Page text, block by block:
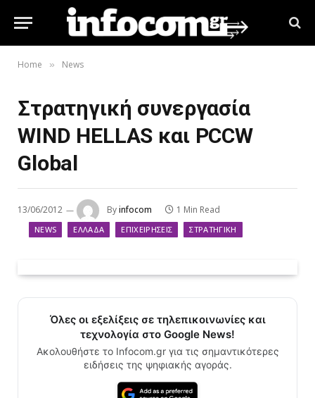
Home » News
Στρατηγική συνεργασία
WIND HELLAS και PCCW
Global
13/06/2012 Byinfocom 1 Min Read
NEWS ΕΛΛΆΔΑ ΕΠΙΧΕΙΡΉΣΕΙΣ ΣΤΡΑΤΗΓΙΚΉ
Όλες οι εξελίξεις σε τηλεπικοινωνίες και
τεχνολογία στο Google News!
Ακολουθήστε το Infocom.gr για τις σημαντικότερες
ειδήσεις της ψηφιακής αγοράς.